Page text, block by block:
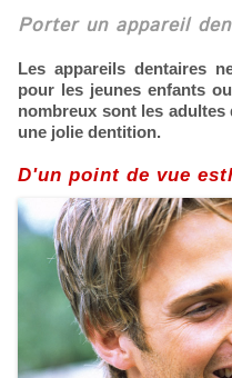
Porter un appareil
Les appareils dentaires
pour les jeunes enfants
nombreux sont les
une jolie dentition.
D'un point de vue